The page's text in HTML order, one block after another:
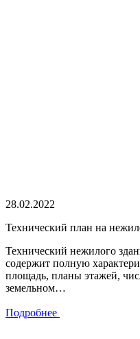
28.02.2022
Технический план на
Технический нежилого
содержит полную
площадь, планы этажей,
земельном…
Подробнее